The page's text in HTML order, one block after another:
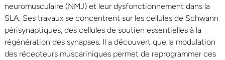
neuromusculaire (NMJ) et leur dysfonctionnement dans la
SLA. Ses travaux se concentrent sur les cellules de Schwann
périsynaptiques, des cellules de soutien essentielles à la
régénération des synapses. Il a découvert que la modulation
des récepteurs muscariniques permet de reprogrammer ces